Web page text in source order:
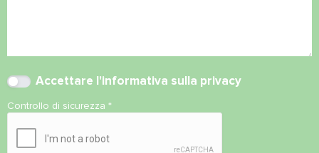
Accettare l'informativa sulla privacy
Controllo di sicurezza *